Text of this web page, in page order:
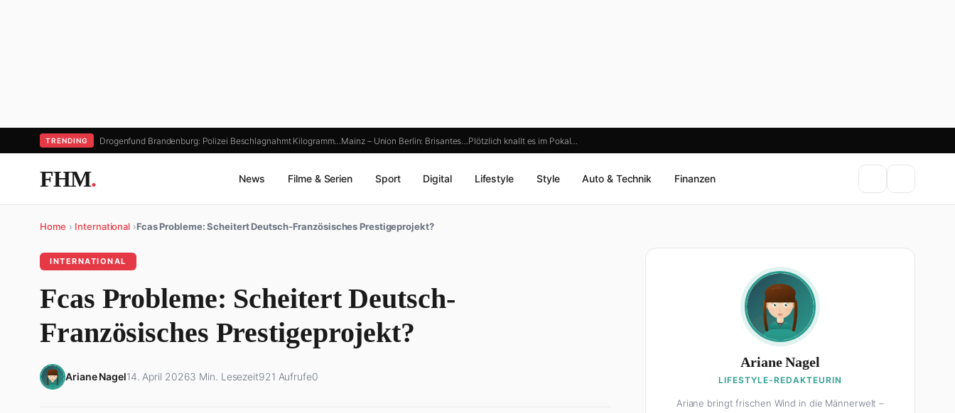
TRENDING Drogenfund Brandenburg: Polizei Beschlagnahmt Kilogramm… Mainz – Union Berlin: Brisantes… Plötzlich knallt es im Pokal…
FHM. News Filme & Serien Sport Digital Lifestyle Style Auto & Technik Finanzen
Home › International ›Fcas Probleme: Scheitert Deutsch-Französisches Prestigeprojekt?
INTERNATIONAL
Fcas Probleme: Scheitert Deutsch-
Französisches Prestigeprojekt?
Ariane Nagel14. April 20263 Min. Lesezeit921 Aufrufe0
Ariane Nagel
LIFESTYLE-REDAKTEURIN
Ariane bringt frischen Wind in die Männerwelt –